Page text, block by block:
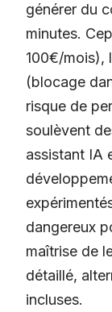
générer du
minutes.
100€/mois),
(blocage
risque de
soulèvent
assistant IA
dangereux
maîtrise de
détaillé,
incluses.